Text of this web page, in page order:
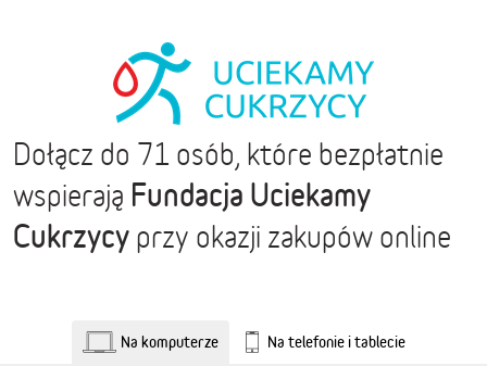
Dołącz do 71 osób, które bezpłatnie
wspierają Fundacja Uciekamy
Cukrzycy przy okazji zakupów online
Na komputerze Na telefonie i tablecie